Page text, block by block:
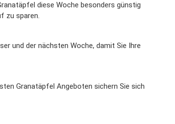
diese Woche besonders günstig
zu sparen.
und der nächsten Woche, damit Sie Ihre
Granatäpfel Angeboten sichern Sie sich